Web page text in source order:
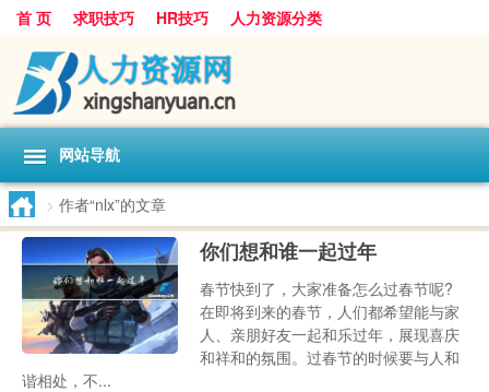
首 页 求职技巧 HR技巧 人力资源分类
网站导航
> 作者“nlx”的文章
你们想和谁一起过年
春节快到了，大家准备怎么过春节呢?
在即将到来的春节，人们都希望能与家
人、亲朋好友一起和乐过年，展现喜庆
和祥和的氛围。过春节的时候要与人和
谐相处，不...